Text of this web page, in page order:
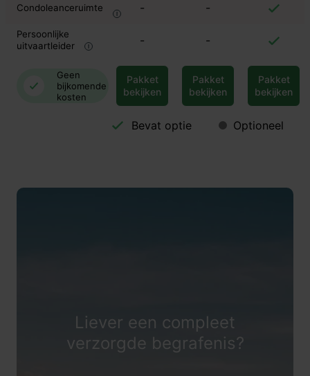
Condoleanceruimte - -
Persoonlijke
uitvaartleider
- -
Geen
bijkomende
kosten
Pakket
bekijken
Pakket
bekijken
Pakket
bekijken
Bevat optie Optioneel
Liever een compleet
verzorgde begrafenis?